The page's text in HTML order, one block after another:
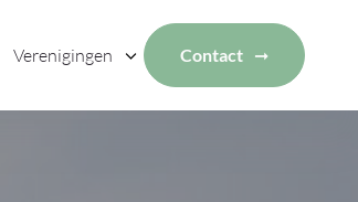
Verenigingen Contact